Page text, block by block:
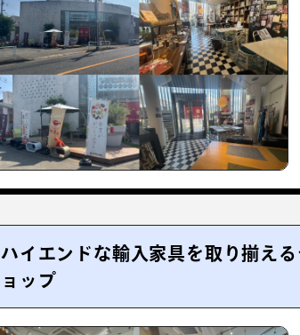
ハイエンドな輸入家具を取り揃え
ョップ